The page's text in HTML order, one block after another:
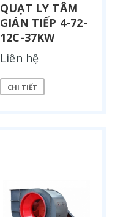
QUẠT LY TÂM
GIÁN TIẾP 4-72-
12C-37KW
Liên hệ
CHI TIẾT